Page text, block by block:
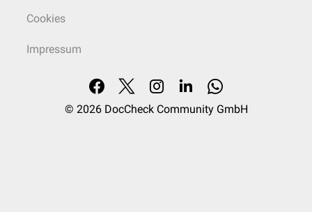
Cookies
Impressum
© 2026 DocCheck Community GmbH